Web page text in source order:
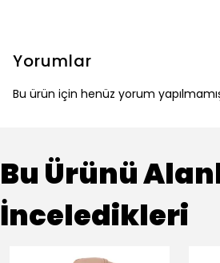
Yorumlar
Bu ürün için henüz yorum
Bu Ürünü
İnceledikleri